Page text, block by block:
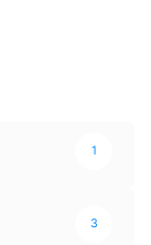
1
3